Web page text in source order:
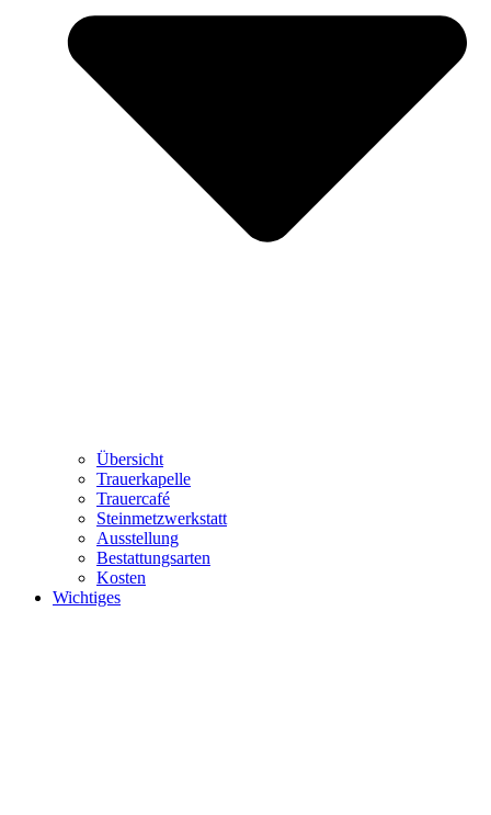
Übersicht
Trauerkapelle
Trauercafé
Steinmetzwerkstatt
Ausstellung
Bestattungsarten
Kosten
Wichtiges